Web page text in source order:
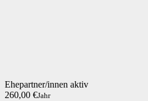
Ehepartner/innen aktiv
260,00 €Jahr